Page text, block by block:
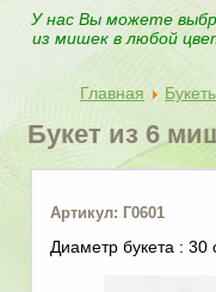
У нас Вы можете
из мишек в любой
Главная
Букет из 6
Артикул: Г0601
Диаметр букета :